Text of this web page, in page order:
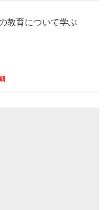
教育について学ぶ